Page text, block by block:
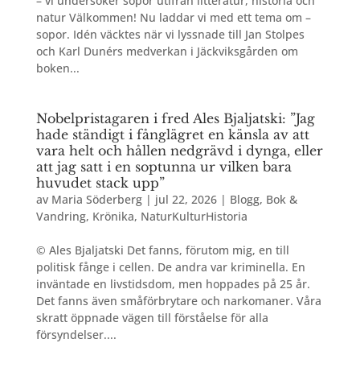
natur Välkommen! Nu laddar vi med ett tema om –
sopor. Idén väcktes när vi lyssnade till Jan Stolpes
och Karl Dunérs medverkan i Jäckviksgården om
boken...
Nobelpristagaren i fred Ales Bjaljatski: ”Jag
hade ständigt i fånglägret en känsla av att
vara helt och hållen nedgrävd i dynga, eller
att jag satt i en soptunna ur vilken bara
huvudet stack upp”
av Maria Söderberg| jul 22, 2026| Blogg, Bok &
Vandring, Krönika, NaturKulturHistoria
© Ales Bjaljatski Det fanns, förutom mig, en till
politisk fånge i cellen. De andra var kriminella. En
inväntade en livstidsdom, men hoppades på 25 år.
Det fanns även småförbrytare och narkomaner. Våra
skratt öppnade vägen till förståelse för alla
försyndelser....